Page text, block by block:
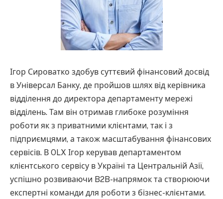
Ігор Сироватко здобув суттєвий фінансовий досвід
в Універсал Банку, де пройшов шлях від керівника
відділення до директора департаменту мережі
відділень. Там він отримав глибоке розуміння
роботи як з приватними клієнтами, так і з
підприємцями, а також масштабування фінансових
сервісів. В OLX Ігор керував департаментом
клієнтського сервісу в Україні та Центральній Азії,
успішно розвиваючи B2B-напрямок та створюючи
експертні команди для роботи з бізнес-клієнтами.